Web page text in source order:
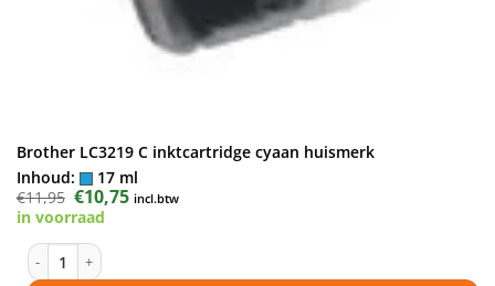
Brother LC3219 C inktcartridge cyaan huismerk
Inhoud:
17 ml
€11,95 Oorspronkelijke
prijs
was:
€10,75Huidige
prijs
incl.btw
in voorraad
Brother LC3219 C inktcartridge cyaan huismerk aantal